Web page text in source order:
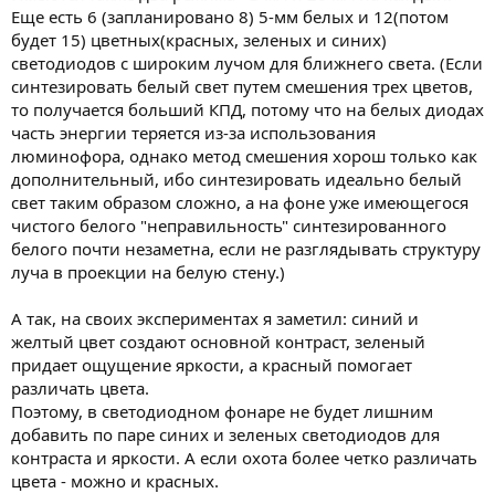
Еще есть 6 (запланировано 8) 5-мм белых и 12(потом
будет 15) цветных(красных, зеленых и синих)
светодиодов с широким лучом для ближнего света. (Если
синтезировать белый свет путем смешения трех цветов,
то получается больший КПД, потому что на белых диодах
часть энергии теряется из-за использования
люминофора, однако метод смешения хорош только как
дополнительный, ибо синтезировать идеально белый
свет таким образом сложно, а на фоне уже имеющегося
чистого белого "неправильность" синтезированного
белого почти незаметна, если не разглядывать структуру
луча в проекции на белую стену.)
А так, на своих экспериментах я заметил: синий и
желтый цвет создают основной контраст, зеленый
придает ощущение яркости, а красный помогает
различать цвета.
Поэтому, в светодиодном фонаре не будет лишним
добавить по паре синих и зеленых светодиодов для
контраста и яркости. А если охота более четко различать
цвета - можно и красных.